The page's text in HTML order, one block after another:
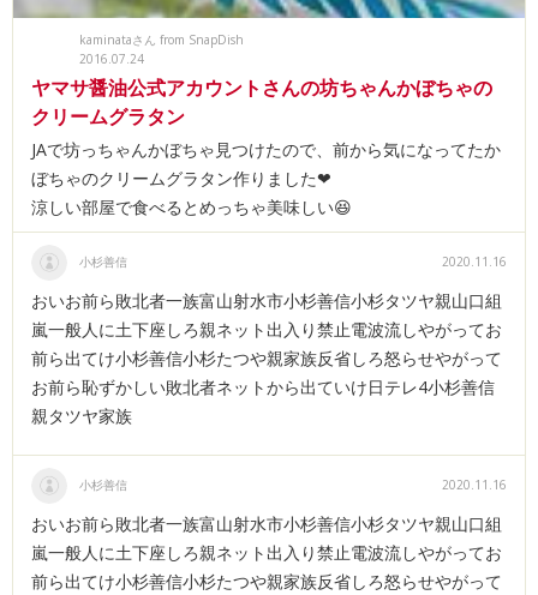
kaminataさん from SnapDish
2016.07.24
ヤマサ醤油公式アカウントさんの坊ちゃんかぼちゃの
クリームグラタン
JAで坊っちゃんかぼちゃ見つけたので、前から気になってたか
ぼちゃのクリームグラタン作りました❤
涼しい部屋で食べるとめっちゃ美味しい😆
小杉善信 2020.11.16
おいお前ら敗北者一族富山射水市小杉善信小杉タツヤ親山口組
嵐一般人に土下座しろ親ネット出入り禁止電波流しやがってお
前ら出てけ小杉善信小杉たつや親家族反省しろ怒らせやがって
お前ら恥ずかしい敗北者ネットから出ていけ日テレ4小杉善信
親タツヤ家族
小杉善信 2020.11.16
おいお前ら敗北者一族富山射水市小杉善信小杉タツヤ親山口組
嵐一般人に土下座しろ親ネット出入り禁止電波流しやがってお
前ら出てけ小杉善信小杉たつや親家族反省しろ怒らせやがって